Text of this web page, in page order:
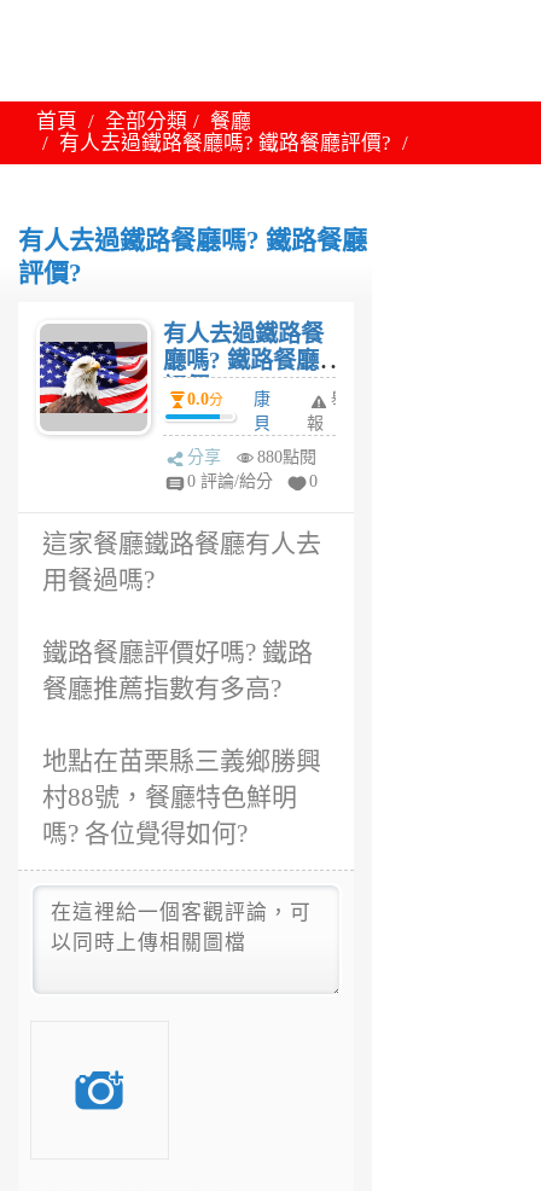
首頁 全部分類
餐廳
有人去過鐵路餐廳嗎? 鐵路餐廳評價?
有人去過鐵路餐廳嗎? 鐵路餐廳
評價?
有人去過鐵路餐
廳嗎? 鐵路餐廳
評價?
0.0分
康
貝
特
6
舉
報
分享
880點閱
0 評論/給分
0
這家餐廳鐵路餐廳有人去
用餐過嗎?
鐵路餐廳評價好嗎? 鐵路
餐廳推薦指數有多高?
地點在苗栗縣三義鄉勝興
村88號，餐廳特色鮮明
嗎? 各位覺得如何?